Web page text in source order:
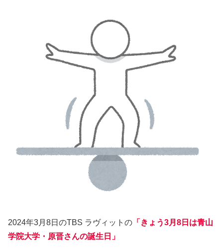
2024年3月8日のTBS ラヴィットの 「きょう3月8日は青山
学院大学・原晋さんの誕生日」